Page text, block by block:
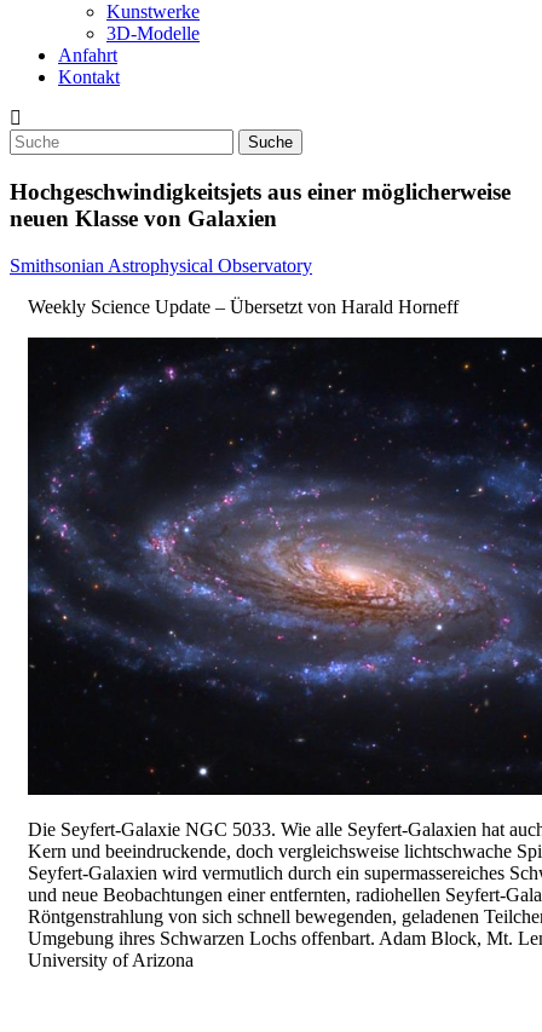
Kunstwerke
3D-Modelle
Anfahrt
Kontakt
Hochgeschwindigkeitsjets aus einer möglicherweise
neuen Klasse von Galaxien
Smithsonian Astrophysical Observatory
Weekly Science Update – Übersetzt von Harald Horneff
Die Seyfert-Galaxie NGC 5033. Wie alle Seyfert-Galaxien hat
Kern und beeindruckende, doch vergleichsweise lichtschwache
Seyfert-Galaxien wird vermutlich durch ein supermassereiches
und neue Beobachtungen einer entfernten, radiohellen Seyfert-
Röntgenstrahlung von sich schnell bewegenden, geladenen
Umgebung ihres Schwarzen Lochs offenbart. Adam Block, Mt.
University of Arizona